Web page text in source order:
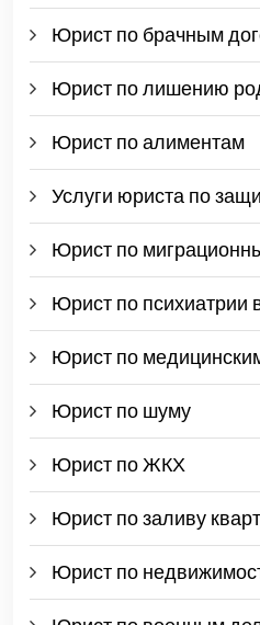
Юрист по брачным
Юрист по лишению
Юрист по алиментам
Услуги юриста по
Юрист по
Юрист по психиатрии
Юрист по
Юрист по шуму
Юрист по ЖКХ
Юрист по заливу
Юрист по